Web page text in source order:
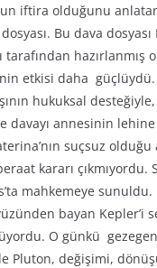
iftira olduğunu
Bu dava dosyası
tarafından hazırlanmış
etkisi daha
hukuksal
davayı annesinin lehine
suçsuz olduğu
kararı çıkmıyordu.
mahkemeye
bayan Kepler’i
O günkü
Pluton, değişimi,